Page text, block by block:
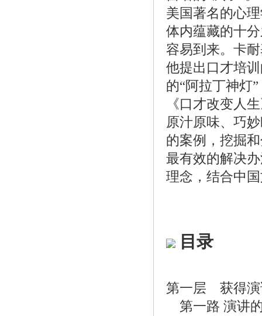
美国著名的心
体内蕴藏的十
容易到来。卡
他提出口才培
的“阿拉丁神灯
《口才改变人
原汁原味、巧
的案例，挖掘
最有效的解决
理念，结合中
目录
第一层 获得演
第一路 演讲